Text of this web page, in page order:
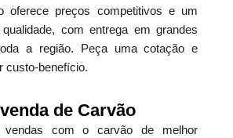
oferece preços competitivos e um
com entrega em grandes
a região. Peça uma cotação e
custo-benefício.
de Carvão
vendas com o carvão de melhor